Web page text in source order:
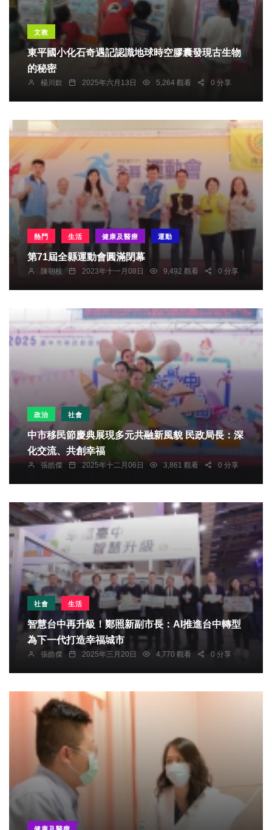
文教
東平國小化石奇遇記認識地球時空膠囊發現古生物
的秘密
楊川欽 2025年六月13日 5,264 觀看 0 分享
熱門 生活 健康及醫療 運動
第71屆全縣運動會圓滿閉幕
陳朝枝 2023年十一月08日 9,492 觀看 0 分享
政治 社會
中市移民節慶典展現多元共融新風貌 民政局長：深
化交流、共創幸福
張皓傑 2025年十二月06日 3,861 觀看 0 分享
社會 生活
智慧台中再升級！鄭照新副市長：AI推進台中轉型
為下一代打造幸福城市
張皓傑 2025年三月20日 4,770 觀看 0 分享